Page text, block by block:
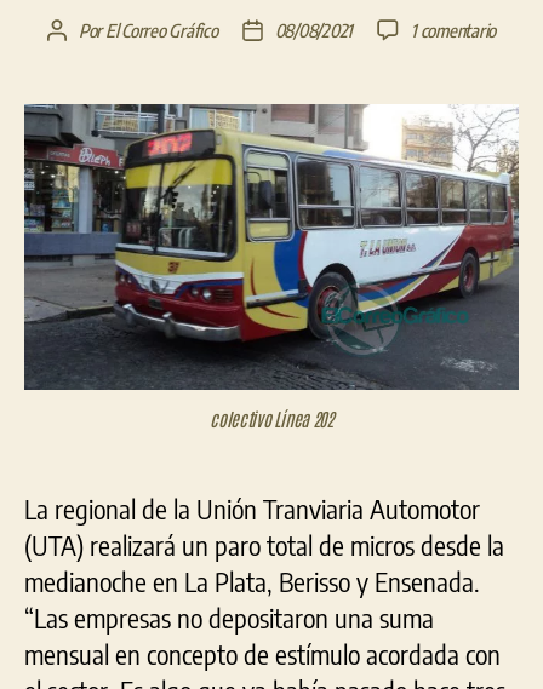
Autor
entrada
PorEl Correo Gráfico
Fecha
entrada
08/08/2021 1 comentarioen
micros
en
la
Región
por
recorte
colectivo Línea 202
La regional de la Unión Tranviaria Automotor
(UTA) realizará un paro total de micros desde la
medianoche en La Plata, Berisso y Ensenada.
“Las empresas no depositaron una suma
mensual en concepto de estímulo acordada con